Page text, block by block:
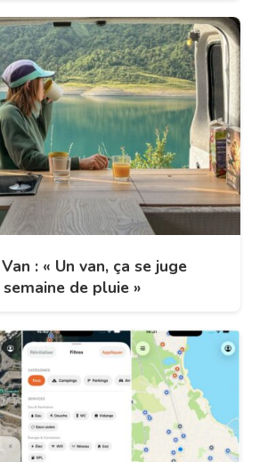
: « Un van, ça se juge
de pluie »